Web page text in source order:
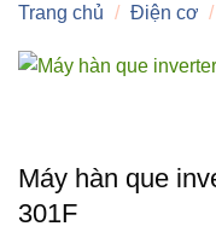
Trang chủ / Điện cơ /
Máy hàn que
301F